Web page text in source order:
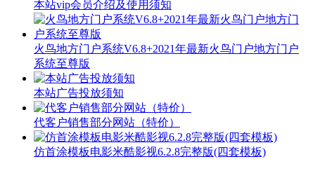
本站vip会员介绍及使用须知
火鸟地方门户系统V6.8+2021年最新火鸟门户地方门户
系统至尊版
本站广告投放须知
代客户销售部分网站（特价）
仿首涂模板电影米酷影视6.2.8完整版(四套模板)